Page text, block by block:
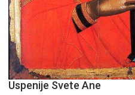
Uspenije Svete Ane